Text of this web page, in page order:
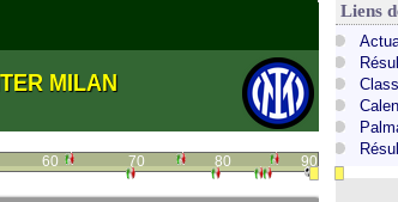
MILAN
60 70 80 90
Liens